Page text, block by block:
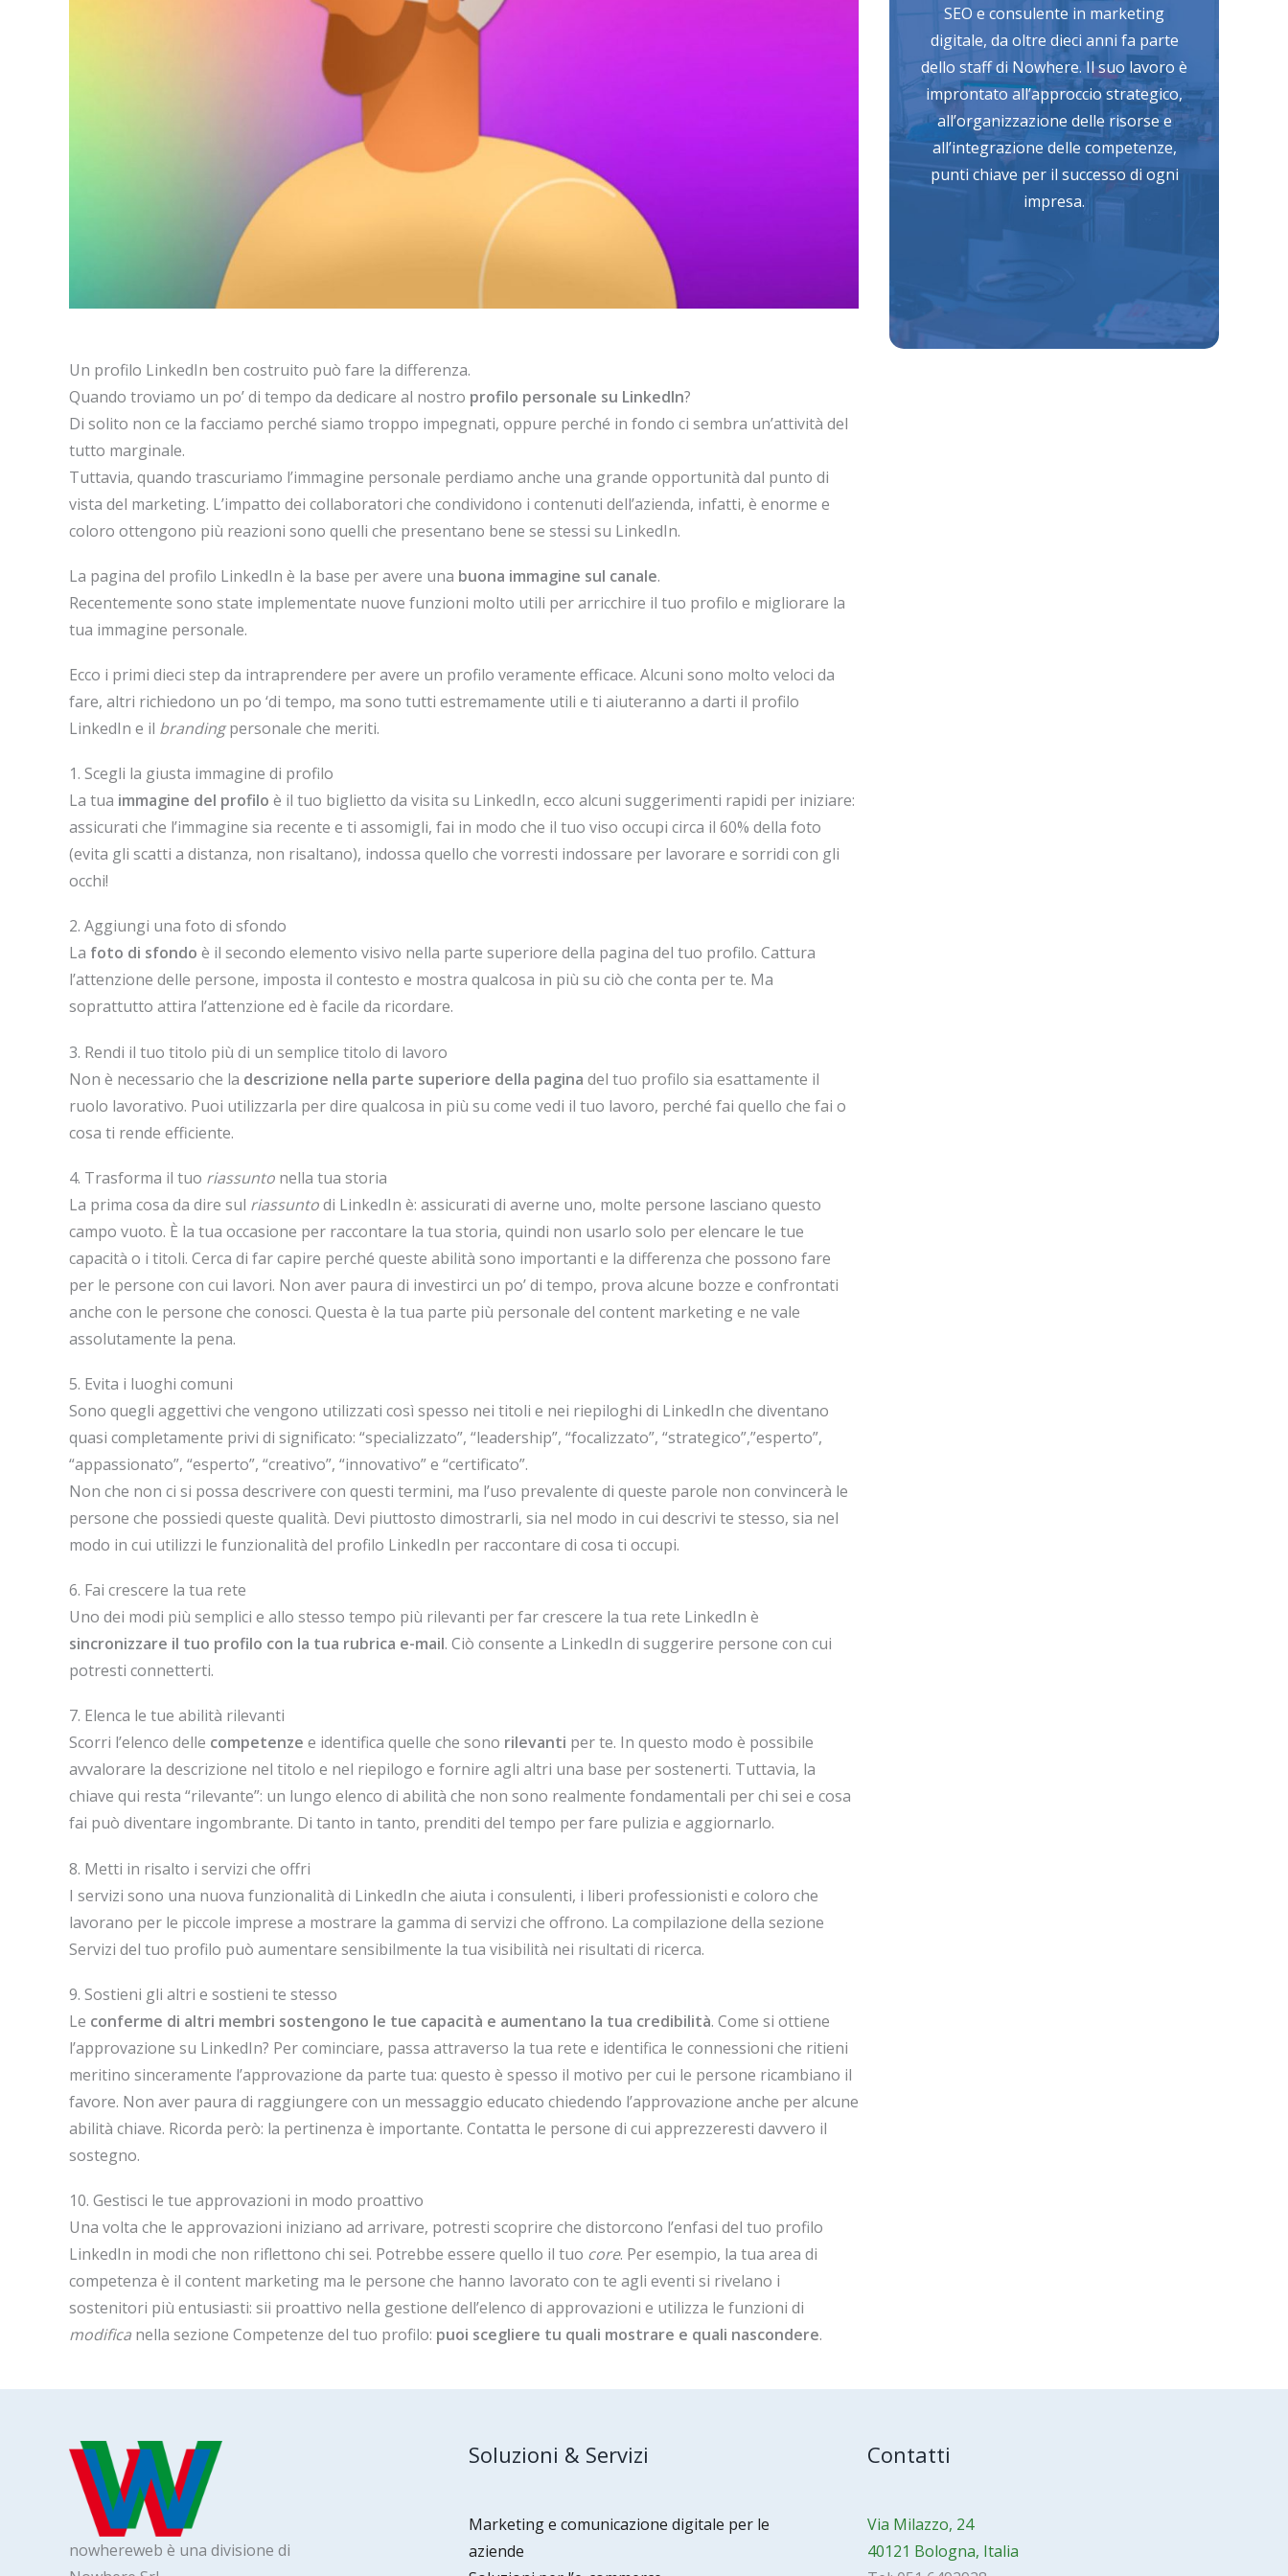
Un profilo LinkedIn ben costruito può fare la differenza.
Quando troviamo un po’ di tempo da dedicare al nostro profilo personale su LinkedIn?
Di solito non ce la facciamo perché siamo troppo impegnati, oppure perché in fondo ci sembra un’attività del
tutto marginale.
Tuttavia, quando trascuriamo l’immagine personale perdiamo anche una grande opportunità dal punto di
vista del marketing. L’impatto dei collaboratori che condividono i contenuti dell’azienda, infatti, è enorme e
coloro ottengono più reazioni sono quelli che presentano bene se stessi su LinkedIn.
La pagina del profilo LinkedIn è la base per avere una buona immagine sul canale.
Recentemente sono state implementate nuove funzioni molto utili per arricchire il tuo profilo e migliorare la
tua immagine personale.
Ecco i primi dieci step da intraprendere per avere un profilo veramente efficace. Alcuni sono molto veloci da
fare, altri richiedono un po ‘di tempo, ma sono tutti estremamente utili e ti aiuteranno a darti il profilo
LinkedIn e il brandingpersonale che meriti.
1. Scegli la giusta immagine di profilo
La tua immagine del profilo è il tuo biglietto da visita su LinkedIn, ecco alcuni suggerimenti rapidi per iniziare:
assicurati che l’immagine sia recente e ti assomigli, fai in modo che il tuo viso occupi circa il 60% della foto
(evita gli scatti a distanza, non risaltano), indossa quello che vorresti indossare per lavorare e sorridi con gli
occhi!
2. Aggiungi una foto di sfondo
La foto di sfondo è il secondo elemento visivo nella parte superiore della pagina del tuo profilo. Cattura
l’attenzione delle persone, imposta il contesto e mostra qualcosa in più su ciò che conta per te. Ma
soprattutto attira l’attenzione ed è facile da ricordare.
3. Rendi il tuo titolo più di un semplice titolo di lavoro
Non è necessario che la descrizione nella parte superiore della pagina del tuo profilo sia esattamente il
ruolo lavorativo. Puoi utilizzarla per dire qualcosa in più su come vedi il tuo lavoro, perché fai quello che fai o
cosa ti rende efficiente.
4. Trasforma il tuo riassunto nella tua storia
La prima cosa da dire sul riassuntodi LinkedIn è: assicurati di averne uno, molte persone lasciano questo
campo vuoto. È la tua occasione per raccontare la tua storia, quindi non usarlo solo per elencare le tue
capacità o i titoli. Cerca di far capire perché queste abilità sono importanti e la differenza che possono fare
per le persone con cui lavori. Non aver paura di investirci un po’ di tempo, prova alcune bozze e confrontati
anche con le persone che conosci. Questa è la tua parte più personale del content marketing e ne vale
assolutamente la pena.
5. Evita i luoghi comuni
Sono quegli aggettivi che vengono utilizzati così spesso nei titoli e nei riepiloghi di LinkedIn che diventano
quasi completamente privi di significato: “specializzato”, “leadership”, “focalizzato”, “strategico”,”esperto”,
“appassionato”, “esperto”, “creativo”, “innovativo” e “certificato”.
Non che non ci si possa descrivere con questi termini, ma l’uso prevalente di queste parole non convincerà le
persone che possiedi queste qualità. Devi piuttosto dimostrarli, sia nel modo in cui descrivi te stesso, sia nel
modo in cui utilizzi le funzionalità del profilo LinkedIn per raccontare di cosa ti occupi.
6. Fai crescere la tua rete
Uno dei modi più semplici e allo stesso tempo più rilevanti per far crescere la tua rete LinkedIn è
sincronizzare il tuo profilo con la tua rubrica e-mail. Ciò consente a LinkedIn di suggerire persone con cui
potresti connetterti.
7. Elenca le tue abilità rilevanti
Scorri l’elenco delle competenze e identifica quelle che sono rilevanti per te. In questo modo è possibile
avvalorare la descrizione nel titolo e nel riepilogo e fornire agli altri una base per sostenerti. Tuttavia, la
chiave qui resta “rilevante”: un lungo elenco di abilità che non sono realmente fondamentali per chi sei e cosa
fai può diventare ingombrante. Di tanto in tanto, prenditi del tempo per fare pulizia e aggiornarlo.
8. Metti in risalto i servizi che offri
I servizi sono una nuova funzionalità di LinkedIn che aiuta i consulenti, i liberi professionisti e coloro che
lavorano per le piccole imprese a mostrare la gamma di servizi che offrono. La compilazione della sezione
Servizi del tuo profilo può aumentare sensibilmente la tua visibilità nei risultati di ricerca.
9. Sostieni gli altri e sostieni te stesso
Le conferme di altri membri sostengono le tue capacità e aumentano la tua credibilità. Come si ottiene
l’approvazione su LinkedIn? Per cominciare, passa attraverso la tua rete e identifica le connessioni che ritieni
meritino sinceramente l’approvazione da parte tua: questo è spesso il motivo per cui le persone ricambiano il
favore. Non aver paura di raggiungere con un messaggio educato chiedendo l’approvazione anche per alcune
abilità chiave. Ricorda però: la pertinenza è importante. Contatta le persone di cui apprezzeresti davvero il
sostegno.
10. Gestisci le tue approvazioni in modo proattivo
Una volta che le approvazioni iniziano ad arrivare, potresti scoprire che distorcono l’enfasi del tuo profilo
LinkedIn in modi che non riflettono chi sei. Potrebbe essere quello il tuo core. Per esempio, la tua area di
competenza è il content marketing ma le persone che hanno lavorato con te agli eventi si rivelano i
sostenitori più entusiasti: sii proattivo nella gestione dell’elenco di approvazioni e utilizza le funzioni di
modifica nella sezione Competenze del tuo profilo: puoi scegliere tu quali mostrare e quali nascondere.
SEO e consulente in marketing
digitale, da oltre dieci anni fa parte
dello staff di Nowhere. Il suo lavoro è
improntato all’approccio strategico,
all’organizzazione delle risorse e
all’integrazione delle competenze,
punti chiave per il successo di ogni
impresa.
nowhereweb è una divisione di
Soluzioni & Servizi
Marketing e comunicazione digitale per le
aziende
Contatti
Via Milazzo, 24
40121 Bologna, Italia